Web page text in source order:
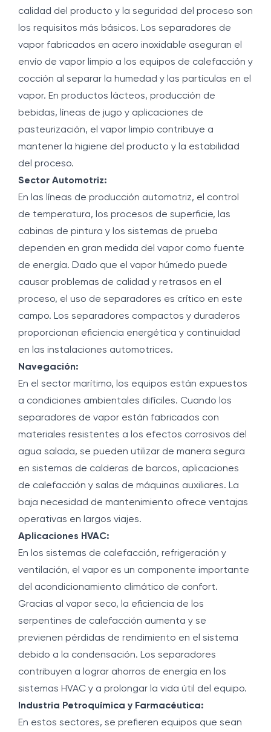
calidad del producto y la seguridad del proceso son
los requisitos más básicos. Los separadores de
vapor fabricados en acero inoxidable aseguran el
envío de vapor limpio a los equipos de calefacción y
cocción al separar la humedad y las partículas en el
vapor. En productos lácteos, producción de
bebidas, líneas de jugo y aplicaciones de
pasteurización, el vapor limpio contribuye a
mantener la higiene del producto y la estabilidad
del proceso.
Sector Automotriz:
En las líneas de producción automotriz, el control
de temperatura, los procesos de superficie, las
cabinas de pintura y los sistemas de prueba
dependen en gran medida del vapor como fuente
de energía. Dado que el vapor húmedo puede
causar problemas de calidad y retrasos en el
proceso, el uso de separadores es crítico en este
campo. Los separadores compactos y duraderos
proporcionan eficiencia energética y continuidad
en las instalaciones automotrices.
Navegación:
En el sector marítimo, los equipos están expuestos
a condiciones ambientales difíciles. Cuando los
separadores de vapor están fabricados con
materiales resistentes a los efectos corrosivos del
agua salada, se pueden utilizar de manera segura
en sistemas de calderas de barcos, aplicaciones
de calefacción y salas de máquinas auxiliares. La
baja necesidad de mantenimiento ofrece ventajas
operativas en largos viajes.
Aplicaciones HVAC:
En los sistemas de calefacción, refrigeración y
ventilación, el vapor es un componente importante
del acondicionamiento climático de confort.
Gracias al vapor seco, la eficiencia de los
serpentines de calefacción aumenta y se
previenen pérdidas de rendimiento en el sistema
debido a la condensación. Los separadores
contribuyen a lograr ahorros de energía en los
sistemas HVAC y a prolongar la vida útil del equipo.
Industria Petroquímica y Farmacéutica:
En estos sectores, se prefieren equipos que sean